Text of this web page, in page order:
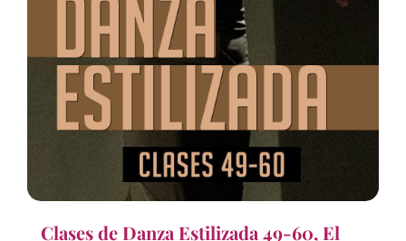
Clases de Danza Estilizada 49-60, El